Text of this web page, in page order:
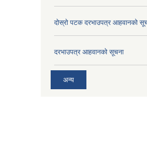
दोस्रो पटक दरभाउपत्र आहवानको
दरभाउपत्र आहवानको सूचना
अन्य